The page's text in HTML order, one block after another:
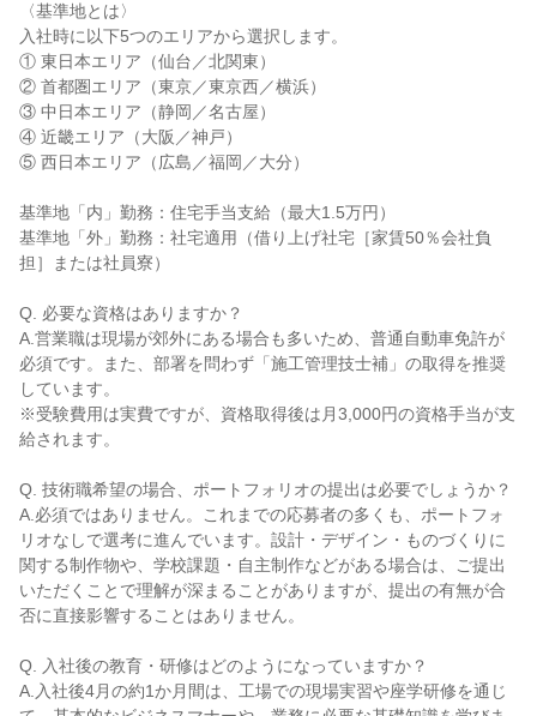
〈基準地とは〉
入社時に以下5つのエリアから選択します。
① 東日本エリア（仙台／北関東）
② 首都圏エリア（東京／東京西／横浜）
③ 中日本エリア（静岡／名古屋）
④ 近畿エリア（大阪／神戸）
⑤ 西日本エリア（広島／福岡／大分）
基準地「内」勤務：住宅手当支給（最大1.5万円）
基準地「外」勤務：社宅適用（借り上げ社宅［家賃50％会社負
担］または社員寮）
Q. 必要な資格はありますか？
A.営業職は現場が郊外にある場合も多いため、普通自動車免許が
必須です。また、部署を問わず「施工管理技士補」の取得を推奨
しています。
※受験費用は実費ですが、資格取得後は月3,000円の資格手当が支
給されます。
Q. 技術職希望の場合、ポートフォリオの提出は必要でしょうか？
A.必須ではありません。これまでの応募者の多くも、ポートフォ
リオなしで選考に進んでいます。設計・デザイン・ものづくりに
関する制作物や、学校課題・自主制作などがある場合は、ご提出
いただくことで理解が深まることがありますが、提出の有無が合
否に直接影響することはありません。
Q. 入社後の教育・研修はどのようになっていますか？
A.入社後4月の約1か月間は、工場での現場実習や座学研修を通じ